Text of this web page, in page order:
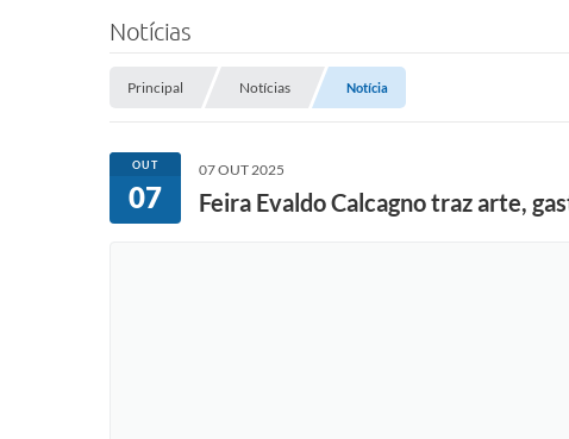
Notícias
Principal Notícias Notícia
OUT
07
07 OUT 2025
Feira Evaldo Calcagno traz arte,